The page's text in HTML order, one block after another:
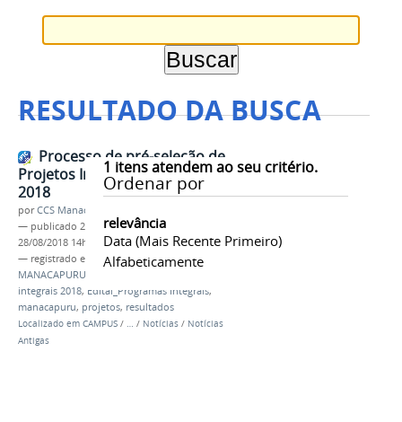
RESULTADO DA BUSCA
1 itens atendem ao seu critério.
Ordenar por
relevância
Data (mais Recente Primeiro)
Alfabeticamente
Processo de pré-seleção de
Projetos Integrais 2º semestre de
2018
porCCS Manacaouru
— publicado 20/08/2018—última modificação
28/08/2018 14h28
— registrado em:
CAMPUS AVANÇADO
MANACAPURU
integrais 2018, Edital_Programas Integrais,
manacapuru, projetos, resultados
Localizado em CAMPUS / … / Notícias / Notícias
Antigas